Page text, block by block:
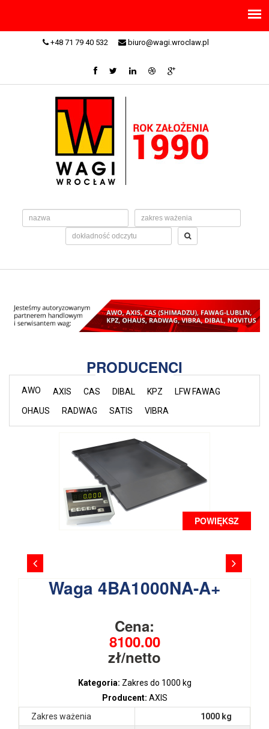
+48 71 79 40 532 biuro@wagi.wroclaw.pl
PRODUCENCI
AWO AXIS CAS DIBAL KPZ
LFW FAWAG
OHAUS
RADWAG SATIS VIBRA
POWIĘKSZ
Waga 4BA1000NA-A+
Cena:
8100.00
zł/netto
Kategoria: Zakres do 1000 kg
Producent: AXIS
Zakres ważenia
1000 kg